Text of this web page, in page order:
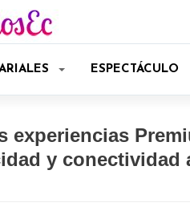
ESPECTÁCULO
experiencias
y conectividad